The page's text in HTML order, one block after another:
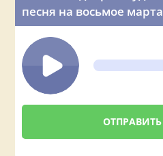
песня на восьмое марта